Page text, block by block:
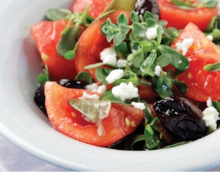
Παραδοσιακή νησιώτικη ντοματοσαλάτα με φρέσκα
υλικά και άρωμα Ελλάδας. Εύκολη και γρήγορη
συνταγή για κάθε τραπέζι.
Εύκολη 0:30
15 λεπτά 15 λεπτά